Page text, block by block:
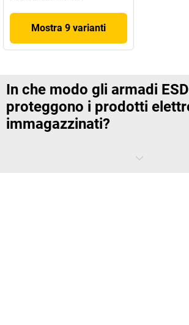
Mostra 9 varianti
In che modo gli armadi ESD
proteggono i prodotti
immagazzinati?